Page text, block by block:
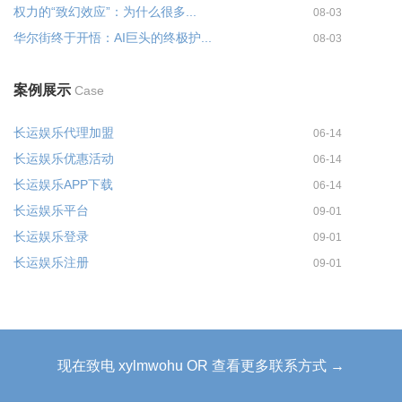
权力的“致幻效应”：为什么很多... 08-03
华尔街终于开悟：AI巨头的终极护... 08-03
案例展示 Case
长运娱乐代理加盟 06-14
长运娱乐优惠活动 06-14
长运娱乐APP下载 06-14
长运娱乐平台 09-01
长运娱乐登录 09-01
长运娱乐注册 09-01
现在致电 xylmwohu OR 查看更多联系方式 →